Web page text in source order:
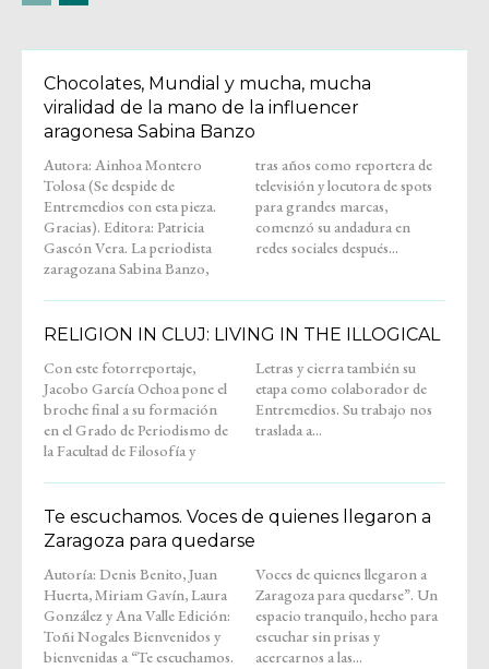
Chocolates, Mundial y mucha, mucha
viralidad de la mano de la influencer
aragonesa Sabina Banzo
Autora: Ainhoa Montero
Tolosa (Se despide de
Entremedios con esta pieza.
Gracias). Editora: Patricia
Gascón Vera. La periodista
zaragozana Sabina Banzo,
tras años como reportera de
televisión y locutora de spots
para grandes marcas,
comenzó su andadura en
redes sociales después...
RELIGION IN CLUJ: LIVING IN THE ILLOGICAL
Con este fotorreportaje,
Jacobo García Ochoa pone el
broche final a su formación
en el Grado de Periodismo de
la Facultad de Filosofía y
Letras y cierra también su
etapa como colaborador de
Entremedios. Su trabajo nos
traslada a...
Te escuchamos. Voces de quienes llegaron a
Zaragoza para quedarse
Autoría: Denis Benito, Juan
Huerta, Miriam Gavín, Laura
González y Ana Valle Edición:
Toñi Nogales Bienvenidos y
bienvenidas a “Te escuchamos.
Voces de quienes llegaron a
Zaragoza para quedarse”. Un
espacio tranquilo, hecho para
escuchar sin prisas y
acercarnos a las...